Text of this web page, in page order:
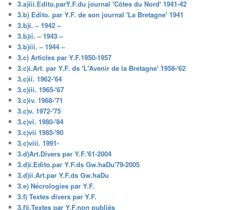
3.a)iii.Edito.parY.F.du journal 'Côtes du Nord' 1941-42
3.b) Edito. par Y.F. de son journal 'La Bretagne' 1941
3.b)i. – 1942 –
3.b)ii. – 1943 –
3.b)iii. – 1944 –
3.c) Articles par Y.F.1950-1957
3.c)i.Art. par Y.F. ds 'L'Avenir de la Bretagne' 1958-'62
3.c)ii. 1962-'64
3.c)iii. 1965-'67
3.c)iv. 1968-'71
3.c)v. 1972-'75
3.c)vi. 1980-'84
3.c)vii 1985-'90
3.c)viii. 1991-
3.d)Art.Divers par Y.F.'61-2004
3.d)i.Edito.par Y.F.ds Gw.haDu'79-2005
3.d)ii.Art.par Y.F.ds Gw.haDu
3.e) Nécrologies par Y.F.
3.f) Textes divers par Y.F.
3.f)i.Textes par Y.F.non publiés